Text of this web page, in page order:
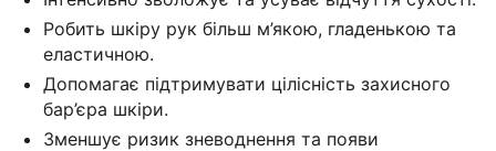
Робить шкіру рук більш м’якою, гладенькою та
еластичною.
Допомагає підтримувати цілісність захисного
бар’єра шкіри.
Зменшує ризик зневоднення та появи